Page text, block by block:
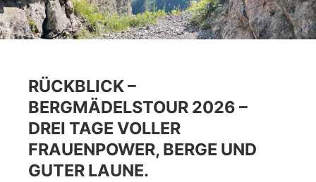
RÜCKBLICK –
BERGMÄDELSTOUR 2026 –
DREI TAGE VOLLER
FRAUENPOWER, BERGE UND
GUTER LAUNE.